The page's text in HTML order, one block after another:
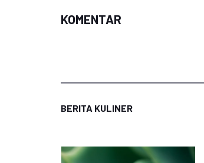
KOMENTAR
BERITA KULINER